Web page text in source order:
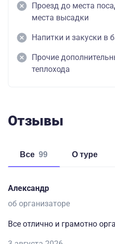
Проезд до места
места высадки
Напитки и закуски в
Прочие
теплохода
Отзывы
Все 99 о туре
Александр
об организаторе
Все отлично и грамотно